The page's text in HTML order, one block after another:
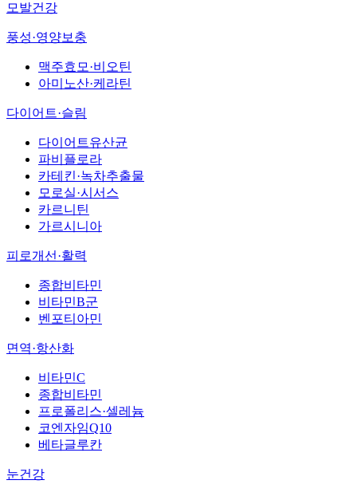
모발건강
풍성·영양보충
맥주효모·비오틴
아미노산·케라틴
다이어트·슬림
다이어트유산균
파비플로라
카테킨·녹차추출물
모로실·시서스
카르니틴
가르시니아
피로개선·활력
종합비타민
비타민B군
벤포티아민
면역·항산화
비타민C
종합비타민
프로폴리스·셀레늄
코엔자임Q10
베타글루칸
눈건강